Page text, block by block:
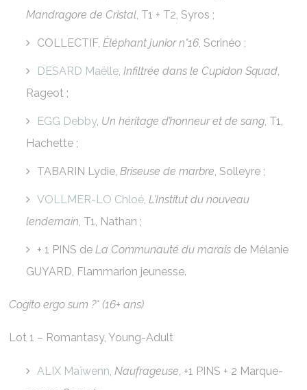
Mandragore de Cristal, T1 + T2, Syros ;
COLLECTIF,Éléphant junior n°16, Scrinéo ;
DESARD Maëlle,Infiltrée dans le Cupidon Squad,
Rageot ;
EGG Debby, Un héritage d’honneur et de sang, T1,
Hachette ;
TABARIN Lydie,Briseuse de marbre, Solleyre ;
VOLLMER-LO Chloé,L’Institut du nouveau
lendemain, T1, Nathan ;
+ 1 PINS deLa Communauté du marais de Mélanie
GUYARD, Flammarion jeunesse.
Cogito ergo sum ?* (16+ ans)
Lot 1 – Romantasy, Young-Adult
ALIX Maïwenn,Naufrageuse, +1 PINS + 2 Marque-